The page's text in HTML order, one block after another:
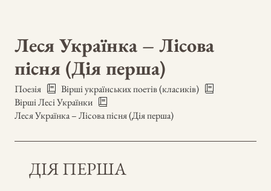
Леся Українка – Лісова
пісня (Дія перша)
Поезія
Вірші українських поетів (класиків)
Вірші Лесі Українки
Леся Українка – Лісова пісня (Дія перша)
ДІЯ ПЕРША